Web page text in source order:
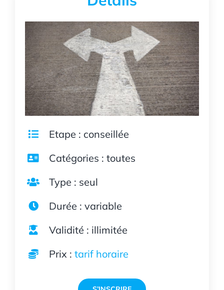
Etape : conseillée
Catégories : toutes
Type : seul
Durée : variable
Validité : illimitée
Prix : tarif horaire